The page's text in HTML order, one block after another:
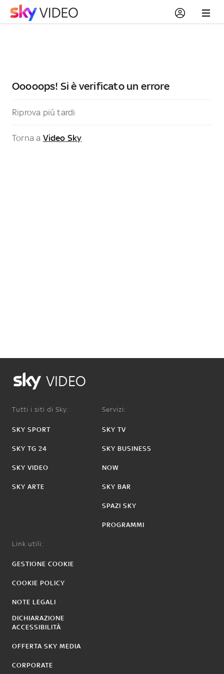
Ooooops! Si è verificato un errore
Riprova più tardi
Torna a Video Sky
VIDEO
Tutti i siti di Sky:
SKY SPORT
SKY TG 24
SKY VIDEO
SKY ARTE
Servizi:
SKY TV
SKY BUSINESS
NOW
SKY BAR
SPAZI SKY
PROGRAMMI
Link utili:
GESTIONE COOKIE
COOKIE POLICY
NOTE LEGALI
DICHIARAZIONE
ACCESSIBILITÀ
OFFERTA SKY MEDIA
CORPORATE